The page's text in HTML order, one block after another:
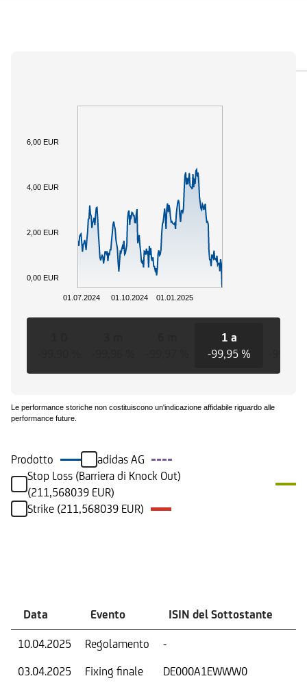
01.07.2024 01.10.2024 01.01.2025
0,00 EUR
2,00 EUR
4,00 EUR
6,00 EUR
1 a
-99,95 %
Le performance storiche non costituiscono un'indicazione affidabile riguardo alle
performance future.
Prodotto
adidas AG
Stop Loss (Barriera di Knock Out)
(211,568039 EUR)
Strike (211,568039 EUR)
Data Evento ISIN del Sottostante
10.04.2025 Regolamento -
03.04.2025
Fixing finale DE000A1EWWW0